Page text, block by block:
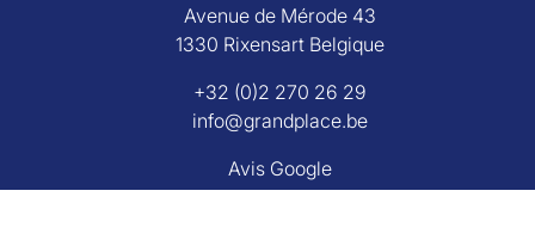
Avenue de Mérode 43
1330 Rixensart Belgique
+32 (0)2 270 26 29
info@grandplace.be
Avis Google